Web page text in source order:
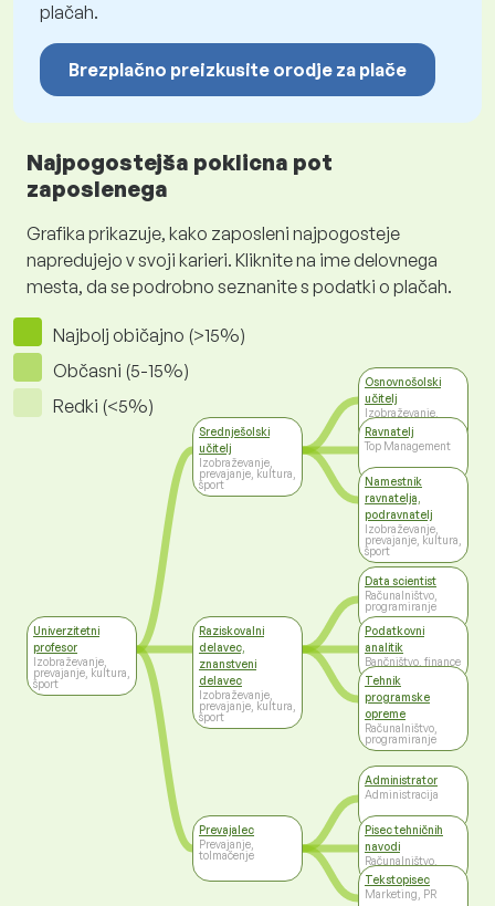
plačah.
Brezplačno preizkusite orodje za plače
Najpogostejša poklicna pot
zaposlenega
Grafika prikazuje, kako zaposleni najpogosteje
napredujejo v svoji karieri. Kliknite na ime delovnega
mesta, da se podrobno seznanite s podatki o plačah.
Najbolj običajno (>15%)
Občasni (5-15%)
Redki (<5%)
Univerzitetni
profesor
Izobraževanje,
prevajanje, kultura,
šport
Srednješolski
učitelj
Izobraževanje,
prevajanje, kultura,
šport
Raziskovalni
delavec,
znanstveni
delavec
Izobraževanje,
prevajanje, kultura,
šport
Prevajalec
Prevajanje,
tolmačenje
Osnovnošolski
učitelj
Izobraževanje,
prevajanje, kultura,
šport
Ravnatelj
Top Management
Namestnik
ravnatelja,
podravnatelj
Izobraževanje,
prevajanje, kultura,
šport
Data scientist
Računalništvo,
programiranje
Podatkovni
analitik
Bančništvo, finance
Tehnik
programske
opreme
Računalništvo,
programiranje
Administrator
Administracija
Pisec tehničnih
navodi
Računalništvo,
programiranje
Tekstopisec
Marketing, PR